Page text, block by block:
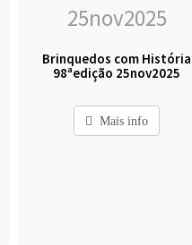
Brinquedos com História
98ªedição 25nov2025
Mais info